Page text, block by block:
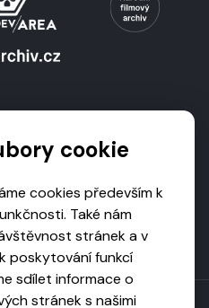
cookie
cookies především k
Také nám
stránek a v
poskytování funkcí
sdílet informace o
stránek s našimi